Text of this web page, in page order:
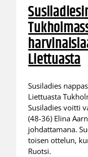
Liettuasta
Susiladies
Liettuasta
Susiladies voitti
(48-36) Elina
johdattamana.
toisen ottelun,
Ruotsi.